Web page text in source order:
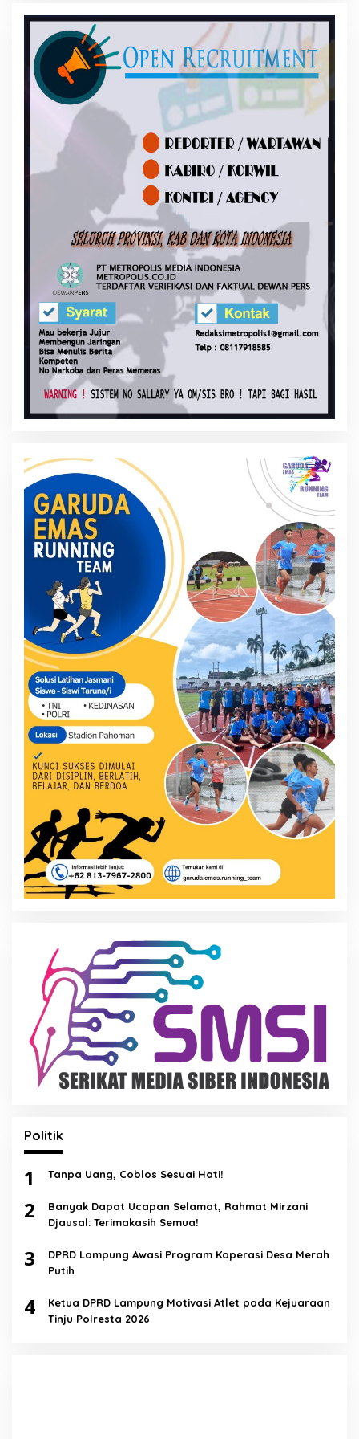
Politik
1 Tanpa Uang, Coblos Sesuai Hati!
2
Banyak Dapat Ucapan Selamat, Rahmat Mirzani
Djausal: Terimakasih Semua!
3
DPRD Lampung Awasi Program Koperasi Desa Merah
Putih
4
Ketua DPRD Lampung Motivasi Atlet pada Kejuaraan
Tinju Polresta 2026